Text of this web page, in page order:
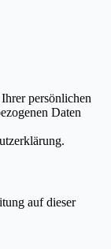
persönlichen
Daten
auf dieser